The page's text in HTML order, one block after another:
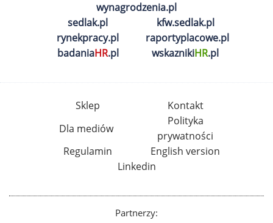
wynagrodzenia.pl
sedlak.pl
kfw.sedlak.pl
rynekpracy.pl
raportyplacowe.pl
badaniaHR.pl wskaznikiHR.pl
Sklep
Kontakt
Dla mediów
Polityka
prywatności
Regulamin
English version
Linkedin
Partnerzy: